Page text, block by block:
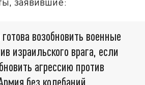
возобновить военные
израильского врага, если
агрессию против
без колебаний